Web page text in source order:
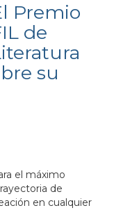
Premio
de
su
el máximo
de
en cualquier